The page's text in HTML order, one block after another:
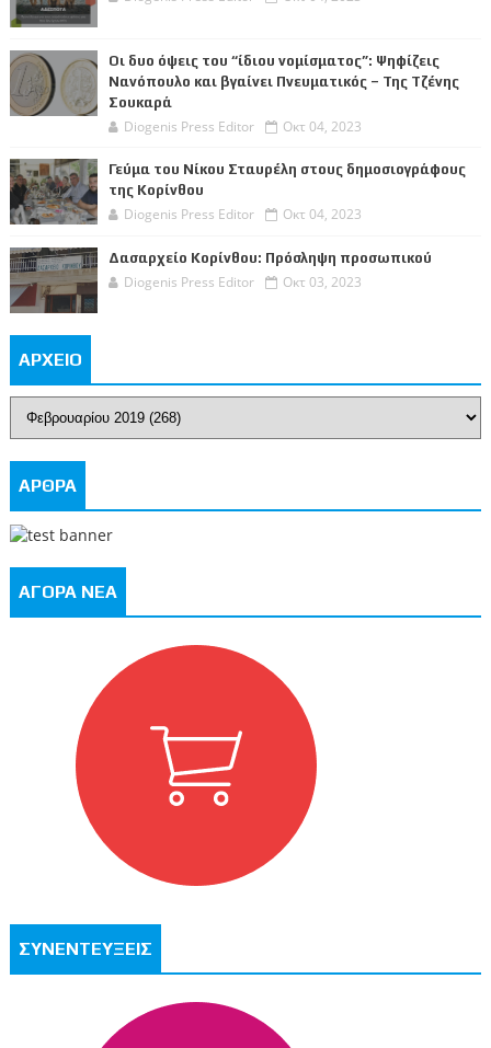
Οι δυο όψεις του “ίδιου νομίσματος”: Ψηφίζεις
Νανόπουλο και βγαίνει Πνευματικός – Της Τζένης
Σουκαρά
Diogenis Press Editor Οκτ 04, 2023
Γεύμα του Νίκου Σταυρέλη στους δημοσιογράφους
της Κορίνθου
Diogenis Press Editor Οκτ 04, 2023
Δασαρχείο Κορίνθου: Πρόσληψη προσωπικού
Diogenis Press Editor Οκτ 03, 2023
ΑΡΧΕΙΟ
ΑΡΘΡΑ
ΑΓΟΡΑ ΝΕΑ
ΣΥΝΕΝΤΕΥΞΕΙΣ